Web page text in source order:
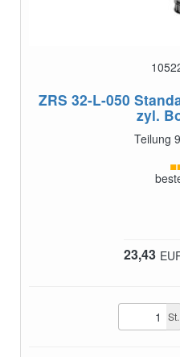
ZRS 32-L-050
zyl.
Teilung
23,43
St.